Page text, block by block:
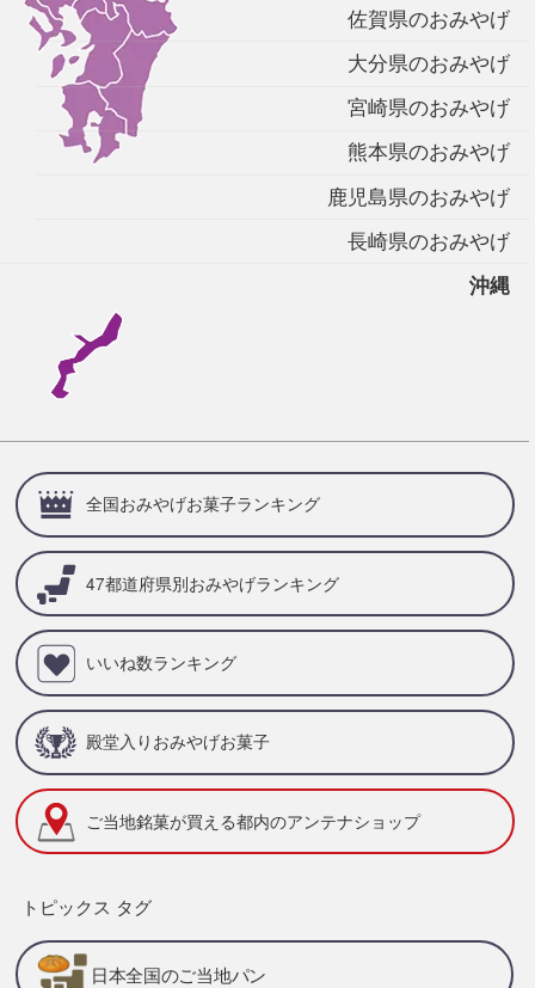
佐賀県のおみやげ
大分県のおみやげ
宮崎県のおみやげ
熊本県のおみやげ
鹿児島県のおみやげ
長崎県のおみやげ
沖縄
全国おみやげお菓子ランキング
47都道府県別おみやげランキング
いいね数ランキング
殿堂入りおみやげお菓子
ご当地銘菓が買える都内のアンテナショップ
トピックス タグ
日本全国のご当地パン